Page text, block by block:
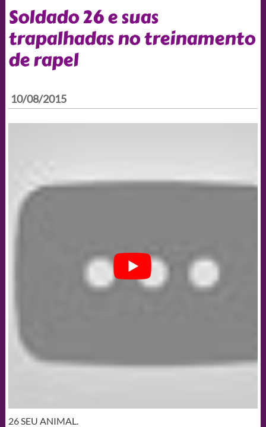
Soldado 26 e suas
trapalhadas no treinamento
de rapel
10/08/2015
26 SEU ANIMAL.